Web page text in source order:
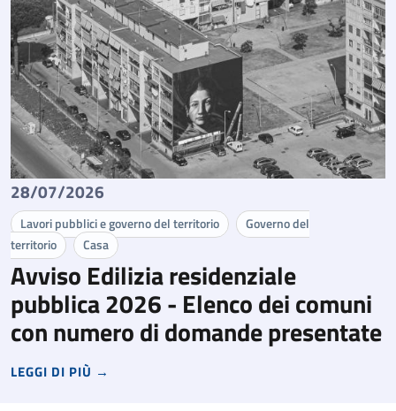
28/07/2026
Lavori pubblici e governo del territorio
Governo del
territorio
Casa
Avviso Edilizia residenziale
pubblica 2026 - Elenco dei comuni
con numero di domande presentate
LEGGI DI PIÙ →